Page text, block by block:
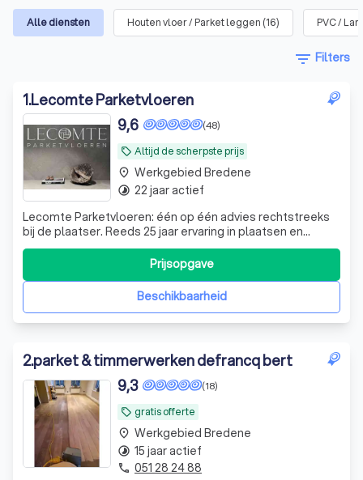
Alle diensten Houten vloer / Parket leggen (16) PVC /
filter_list Filters
1.Lecomte Parketvloeren
local_offer Altijd de scherpste prijs
(48)
9,6
Lecomte Parketvloeren: één op één advies rechtstreeks
bij de plaatser. Reeds 25 jaar ervaring in plaatsen en
herschuren van parketvloeren, uitbekleden betontrappen
en plaatsen van houten terrassen.
Beschikbaarheid
Prijsopgave
place Werkgebied Bredene
timelapse 22 jaar actief
2.parket & timmerwerken defrancq bert
local_offer gratis offerte
(18)
9,3
place Werkgebied Bredene
timelapse 15 jaar actief
phone 051 28 24 88